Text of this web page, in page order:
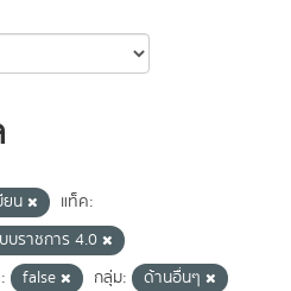
ยน
แท็ค:
บบราชการ 4.0
false กลุ่ม:
ด้านอื่นๆ